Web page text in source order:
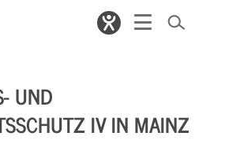
UND
IV IN MAINZ